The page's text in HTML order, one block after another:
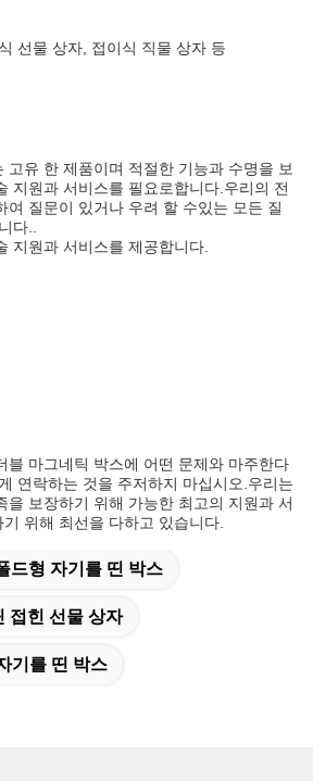
선물 상자, 접이식 직물 상자 등
고유 한 제품이며 적절한 기능과 수명을 보
지원과 서비스를 필요로합니다.우리의 전
여 질문이 있거나 우려 할 수있는 모든 질
다..
지원과 서비스를 제공합니다.
블 마그네틱 박스에 어떤 문제와 마주한다
연락하는 것을 주저하지 마십시오.우리는
을 보장하기 위해 가능한 최고의 지원과 서
위해 최선을 다하고 있습니다.
드형 자기를 띤 박스
접힌 선물 상자
기를 띤 박스